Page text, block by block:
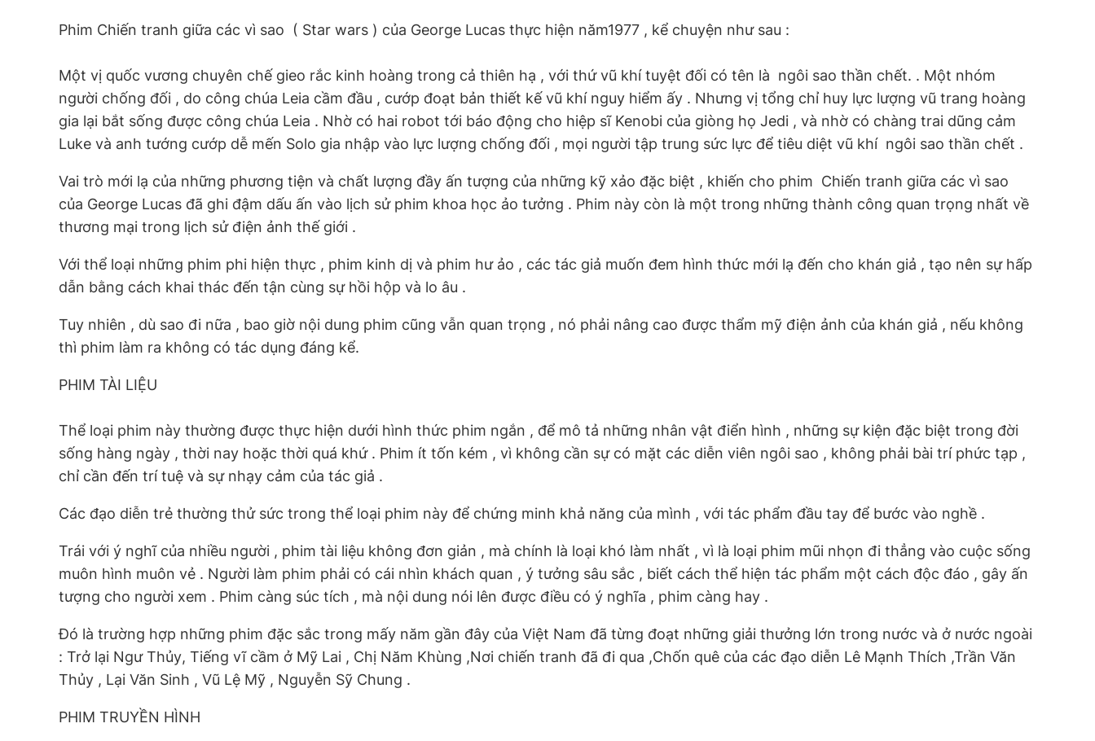
Phim Chiến tranh giữa các vì sao  ( Star wars ) của George Lucas thực hiện năm1977 , kể chuyện như sau :
Một vị quốc vương chuyên chế gieo rắc kinh hoàng trong cả thiên hạ , với thứ vũ khí tuyệt đối có tên là  ngôi sao thần chết. . Một nhóm
người chống đối , do công chúa Leia cầm đầu , cướp đoạt bản thiết kế vũ khí nguy hiểm ấy . Nhưng vị tổng chỉ huy lực lượng vũ trang hoàng
gia lại bắt sống được công chúa Leia . Nhờ có hai robot tới báo động cho hiệp sĩ Kenobi của giòng họ Jedi , và nhờ có chàng trai dũng cảm
Luke và anh tướng cướp dễ mến Solo gia nhập vào lực lượng chống đối , mọi người tập trung sức lực để tiêu diệt vũ khí  ngôi sao thần chết .
Vai trò mới lạ của những phương tiện và chất lượng đầy ấn tượng của những kỹ xảo đặc biệt , khiến cho phim  Chiến tranh giữa các vì sao 
của George Lucas đã ghi đậm dấu ấn vào lịch sử phim khoa học ảo tưởng . Phim này còn là một trong những thành công quan trọng nhất về
thương mại trong lịch sử điện ảnh thế giới .
Với thể loại những phim phi hiện thực , phim kinh dị và phim hư ảo , các tác giả muốn đem hình thức mới lạ đến cho khán giả , tạo nên sự hấp
dẫn bằng cách khai thác đến tận cùng sự hồi hộp và lo âu .
Tuy nhiên , dù sao đi nữa , bao giờ nội dung phim cũng vẫn quan trọng , nó phải nâng cao được thẩm mỹ điện ảnh của khán giả , nếu không
thì phim làm ra không có tác dụng đáng kể.
PHIM TÀI LIỆU
Thể loại phim này thường được thực hiện dưới hình thức phim ngắn , để mô tả những nhân vật điển hình , những sự kiện đặc biệt trong đời
sống hàng ngày , thời nay hoặc thời quá khứ . Phim ít tốn kém , vì không cần sự có mặt các diễn viên ngôi sao , không phải bài trí phức tạp ,
chỉ cần đến trí tuệ và sự nhạy cảm của tác giả .
Các đạo diễn trẻ thường thử sức trong thể loại phim này để chứng minh khả năng của mình , với tác phẩm đầu tay để bước vào nghề .
Trái với ý nghĩ của nhiều người , phim tài liệu không đơn giản , mà chính là loại khó làm nhất , vì là loại phim mũi nhọn đi thẳng vào cuộc sống
muôn hình muôn vẻ . Người làm phim phải có cái nhìn khách quan , ý tưởng sâu sắc , biết cách thể hiện tác phẩm một cách độc đáo , gây ấn
tượng cho người xem . Phim càng súc tích , mà nội dung nói lên được điều có ý nghĩa , phim càng hay .
Đó là trường hợp những phim đặc sắc trong mấy năm gần đây của Việt Nam đã từng đoạt những giải thưởng lớn trong nước và ở nước ngoài
: Trở lại Ngư Thủy, Tiếng vĩ cầm ở Mỹ Lai , Chị Năm Khùng ,Nơi chiến tranh đã đi qua ,Chốn quê của các đạo diễn Lê Mạnh Thích ,Trần Văn
Thủy , Lại Văn Sinh , Vũ Lệ Mỹ , Nguyễn Sỹ Chung .
PHIM TRUYỀN HÌNH